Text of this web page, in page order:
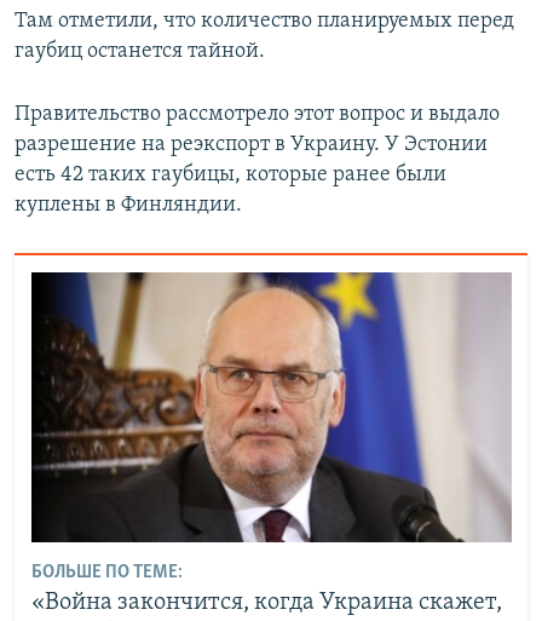
Там отметили, что количество планируемых перед
гаубиц останется тайной.
Правительство рассмотрело этот вопрос и выдало
разрешение на реэкспорт в Украину. У Эстонии
есть 42 таких гаубицы, которые ранее были
куплены в Финляндии.
БОЛЬШЕ ПО ТЕМЕ:
«Война закончится, когда Украина скажет,